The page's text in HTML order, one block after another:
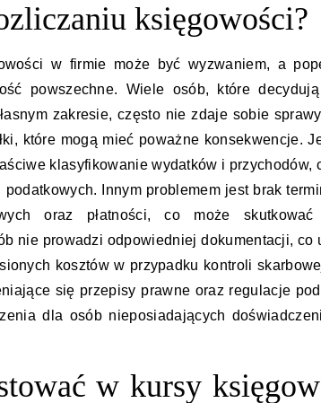
księgowości?
w firmie może być wyzwaniem, a
powszechne. Wiele osób, które
zakresie, często nie zdaje sobie
które mogą mieć poważne konsekwencje.
klasyfikowanie wydatków i przychodów,
Innym problemem jest brak
oraz płatności, co może skutkować
nie prowadzi odpowiedniej dokumentacji, co
kosztów w przypadku kontroli
się przepisy prawne oraz regulacje
dla osób nieposiadających
w kursy